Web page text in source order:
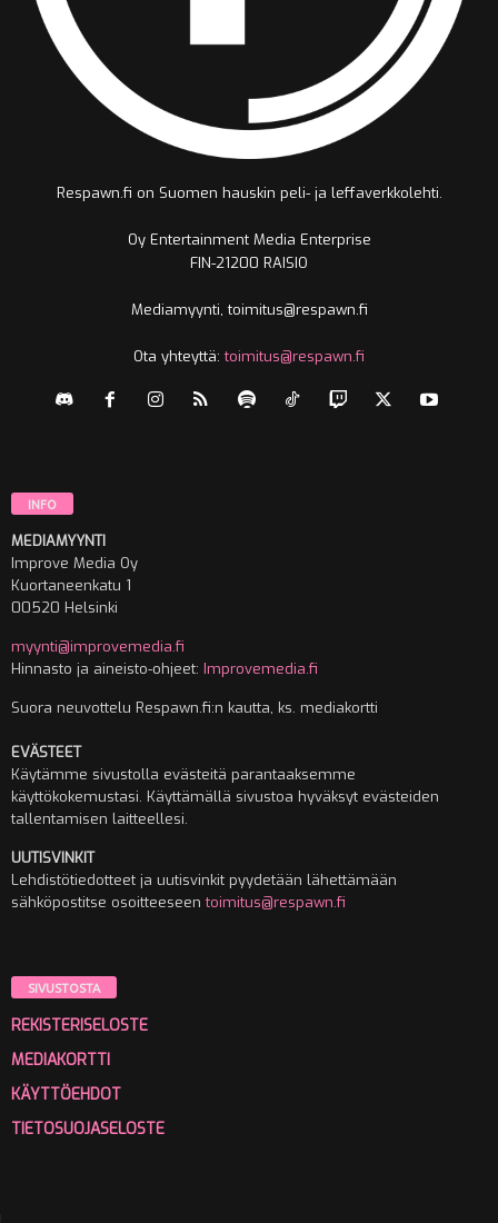
Respawn.fi on Suomen hauskin peli- ja leffaverkkolehti.
Oy Entertainment Media Enterprise
FIN-21200 RAISIO
Mediamyynti, toimitus@respawn.fi
Ota yhteyttä:toimitus@respawn.fi
INFO
MEDIAMYYNTI
Improve Media Oy
Kuortaneenkatu 1
00520 Helsinki
myynti@improvemedia.fi
Hinnasto ja aineisto-ohjeet: Improvemedia.fi
Suora neuvottelu Respawn.fi:n kautta, ks. mediakortti
EVÄSTEET
Käytämme sivustolla evästeitä parantaaksemme
käyttökokemustasi. Käyttämällä sivustoa hyväksyt evästeiden
tallentamisen laitteellesi.
UUTISVINKIT
Lehdistötiedotteet ja uutisvinkit pyydetään lähettämään
sähköpostitse osoitteeseentoimitus@respawn.fi
SIVUSTOSTA
REKISTERISELOSTE
MEDIAKORTTI
KÄYTTÖEHDOT
TIETOSUOJASELOSTE